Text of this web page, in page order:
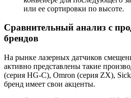
или ее сортировки по высоте.
Сравнительный анализ с
брендов
На рынке лазерных датчиков
активно представлены такие
(серия HG-C), Omron (серия ZX),
бренд имеет свои акценты.